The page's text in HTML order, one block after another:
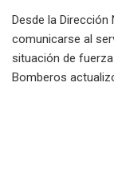
Desde la
comunicarse al
situación de
Bomberos